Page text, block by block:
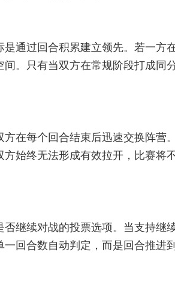
通过回合积累建立领先。若一方
。只有当双方在常规阶段打成同
在每个回合结束后迅速交换阵营
始终无法形成有效拉开，比赛将
继续对战的投票选项。当支持继
回合数自动判定，而是回合推进